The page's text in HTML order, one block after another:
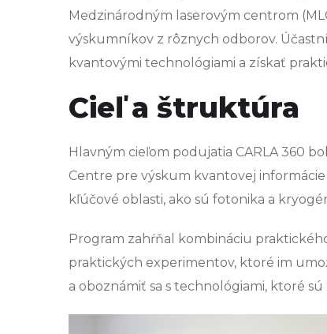
Medzinárodným laserovým centrom
výskumníkov z rôznych odborov.
kvantovými technológiami a získať
Cieľ a štruktúra
Hlavným cieľom podujatia CARLA 360
Centre pre výskum kvantovej informácie
kľúčové oblasti, ako sú fotonika a
Program zahŕňal kombináciu
praktických experimentov, ktoré im
a oboznámiť sa s technológiami, ktoré